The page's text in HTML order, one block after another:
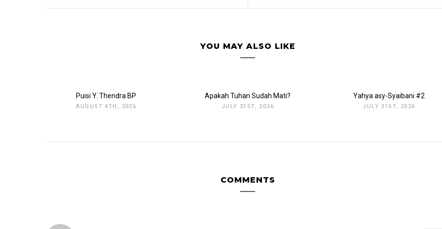
YOU MAY ALSO LIKE
Puisi Y. Thendra BP
AUGUST 4TH, 2026
Apakah Tuhan Sudah Mati?
JULY 31ST, 2026
Yahya asy-Syaibani #2
JULY 31ST, 2026
COMMENTS